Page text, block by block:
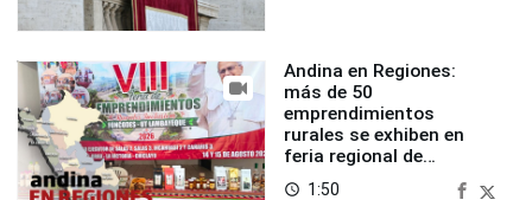
Andina en Regiones:
más de 50
emprendimientos
rurales se exhiben en
feria regional de
Foncodes
access_time 1:50